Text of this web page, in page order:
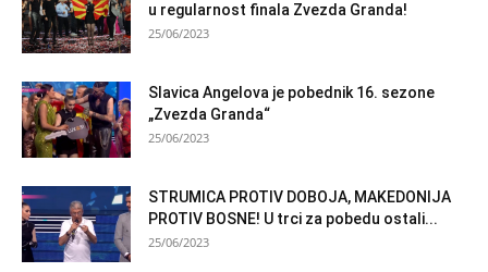
u regularnost finala Zvezda Granda!
25/06/2023
Slavica Angelova je pobednik 16. sezone
„Zvezda Granda“
25/06/2023
STRUMICA PROTIV DOBOJA, MAKEDONIJA
PROTIV BOSNE! U trci za pobedu ostali...
25/06/2023